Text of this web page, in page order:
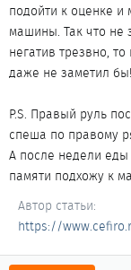
подойти к оценке
машины. Так что не
негатив трезвно,
даже не заметил бы!
P.S. Правый руль
спеша по правому
А после недели
памяти подхожу к
Автор статьи
https://